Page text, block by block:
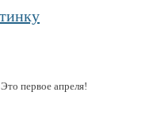
первое апреля!